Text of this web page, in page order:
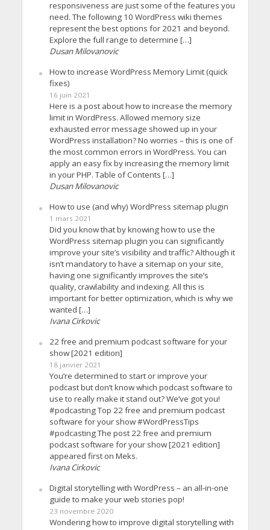
responsiveness are just some of the features you
need. The following 10 WordPress wiki themes
represent the best options for 2021 and beyond.
Explore the full range to determine […]
Dusan Milovanovic
How to increase WordPress Memory Limit (quick
fixes)
16 juin 2021
Here is a post about how to increase the memory
limit in WordPress. Allowed memory size
exhausted error message showed up in your
WordPress installation? No worries – this is one of
the most common errors in WordPress. You can
apply an easy fix by increasing the memory limit
in your PHP. Table of Contents […]
Dusan Milovanovic
How to use (and why) WordPress sitemap plugin
1 mars 2021
Did you know that by knowing how to use the
WordPress sitemap plugin you can significantly
improve your site’s visibility and traffic? Although it
isn’t mandatory to have a sitemap on your site,
having one significantly improves the site’s
quality, crawlability and indexing. All this is
important for better optimization, which is why we
wanted […]
Ivana Cirkovic
22 free and premium podcast software for your
show [2021 edition]
18 janvier 2021
You’re determined to start or improve your
podcast but don’t know which podcast software to
use to really make it stand out? We’ve got you!
#podcasting Top 22 free and premium podcast
software for your show #WordPressTips
#podcasting The post 22 free and premium
podcast software for your show [2021 edition]
appeared first on Meks.
Ivana Cirkovic
Digital storytelling with WordPress – an all-in-one
guide to make your web stories pop!
23 novembre 2020
Wondering how to improve digital storytelling with